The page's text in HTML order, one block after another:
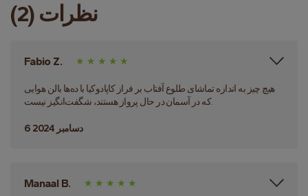
نظرات (2)
Fabio Z.
هیچ چیز به اندازه تماشای طلوع آفتاب بر فراز کاپادوکیا با ده‌ها بالن هوایی
که در آسمان در حال پرواز هستند، شگفت‌انگیز نیست.
6 دسامبر 2024
Manaal B.